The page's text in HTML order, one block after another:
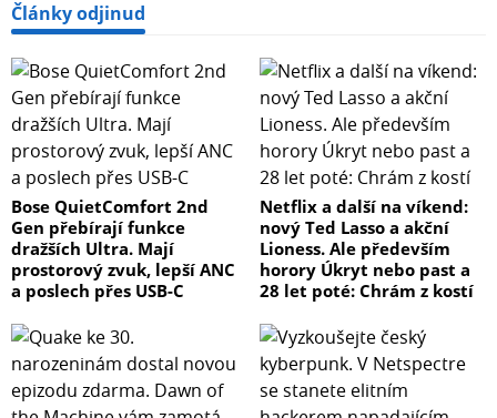
Články odjinud
Bose QuietComfort 2nd
Gen přebírají funkce
dražších Ultra. Mají
prostorový zvuk, lepší ANC
a poslech přes USB-C
Netflix a další na víkend:
nový Ted Lasso a akční
Lioness. Ale především
horory Úkryt nebo past a
28 let poté: Chrám z kostí